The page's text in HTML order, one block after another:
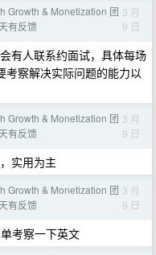
Growth & Monetization 团
有反馈
3 月
9 日
有人联系约面试，具体每场
考察解决实际问题的能力以
Growth & Monetization 团
有反馈
3 月
9 日
实用为主
Growth & Monetization 团
有反馈
3 月
9 日
考察一下英文